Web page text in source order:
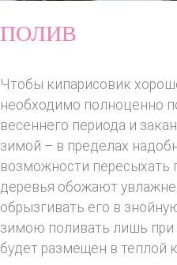
ПОЛИВ
Чтобы кипарисовик
необходимо полноценно
весеннего периода и
зимой – в пределах
возможности пересыхать
деревья обожают
обрызгивать его в
зимою поливать лишь при
будет размещен в теплой